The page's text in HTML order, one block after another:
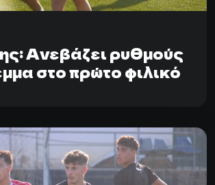
Ανεβάζει ρυθμούς
στο πρώτο φιλικό